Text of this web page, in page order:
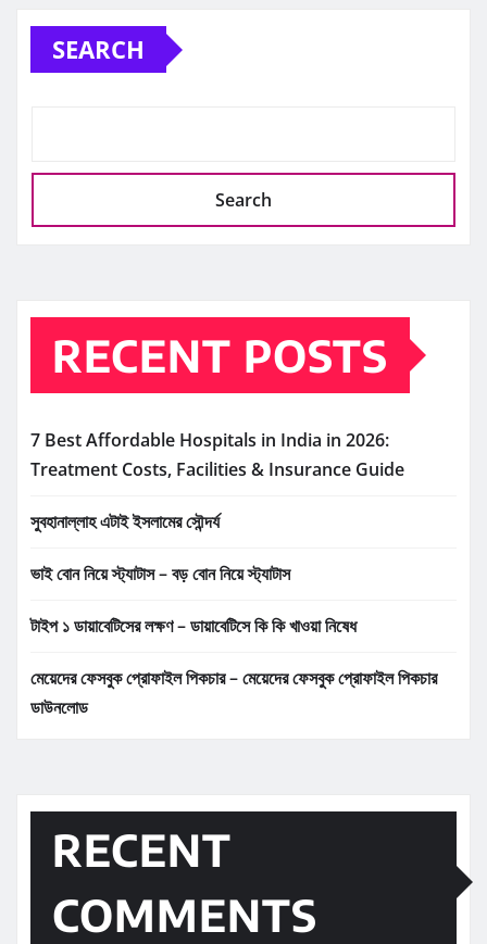
SEARCH
Search
RECENT POSTS
7 Best Affordable Hospitals in India in 2026:
Treatment Costs, Facilities & Insurance Guide
সুবহানাল্লাহ এটাই ইসলামের সৌন্দর্য
ভাই বোন নিয়ে স্ট্যাটাস – বড় বোন নিয়ে স্ট্যাটাস
টাইপ ১ ডায়াবেটিসের লক্ষণ – ডায়াবেটিসে কি কি খাওয়া নিষেধ
মেয়েদের ফেসবুক প্রোফাইল পিকচার – মেয়েদের ফেসবুক প্রোফাইল পিকচার
ডাউনলোড
RECENT
COMMENTS